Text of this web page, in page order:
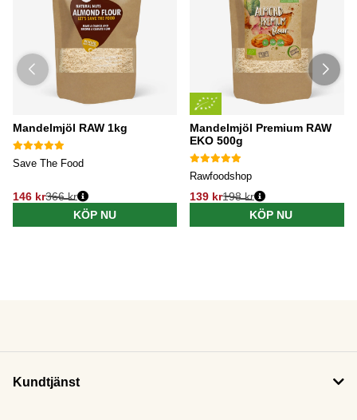
Mandelmjöl RAW 1kg
Save The Food
146 kr366 kr
KÖP NU
Mandelmjöl Premium RAW
EKO 500g
Rawfoodshop
139 kr198 kr
KÖP NU
Kundtjänst